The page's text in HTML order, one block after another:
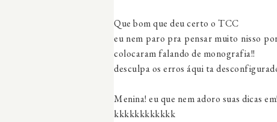
Que bom que deu certo o TCC
eu nem paro pra pensar muito nisso
colocaram falando de monografia!!
desculpa os erros áqui ta
Menina! eu que nem adoro suas dicas
kkkkkkkkkkkk